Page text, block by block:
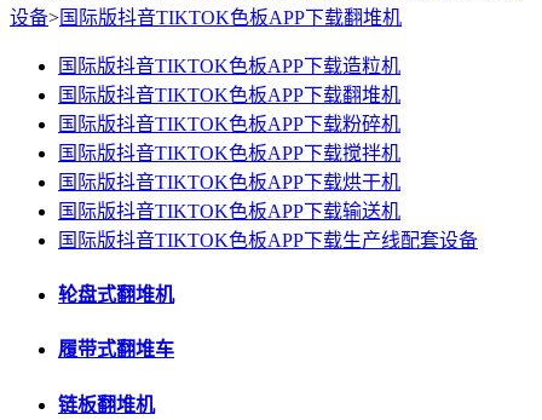
设备>国际版抖音TIKTOK色板APP下载翻堆机
国际版抖音TIKTOK色板APP下载造粒机
国际版抖音TIKTOK色板APP下载翻堆机
国际版抖音TIKTOK色板APP下载粉碎机
国际版抖音TIKTOK色板APP下载搅拌机
国际版抖音TIKTOK色板APP下载烘干机
国际版抖音TIKTOK色板APP下载输送机
国际版抖音TIKTOK色板APP下载生产线配套设备
轮盘式翻堆机
履带式翻堆车
链板翻堆机